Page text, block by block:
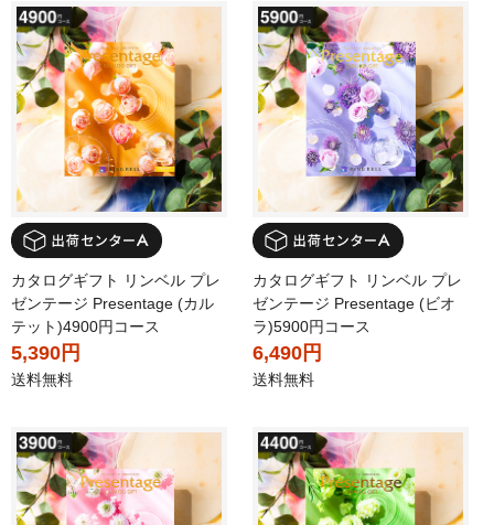
カタログギフト リンベル プレ
ゼンテージ Presentage (カル
テット)4900円コース
5,390円
送料無料
カタログギフト リンベル プレ
ゼンテージ Presentage (ビオ
ラ)5900円コース
6,490円
送料無料